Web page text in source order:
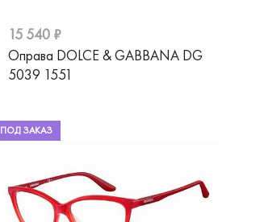
15 540 ₽
Оправа DOLCE & GABBANA DG
5039 1551
ПОД ЗАКАЗ